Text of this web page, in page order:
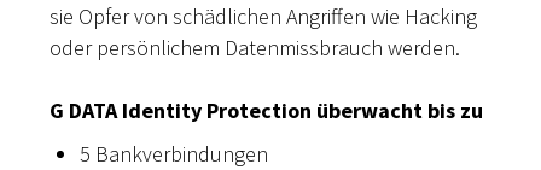
sie Opfer von schädlichen Angriffen wie Hacking
oder persönlichem Datenmissbrauch werden.
G DATA Identity Protection überwacht bis zu
5 Bankverbindungen